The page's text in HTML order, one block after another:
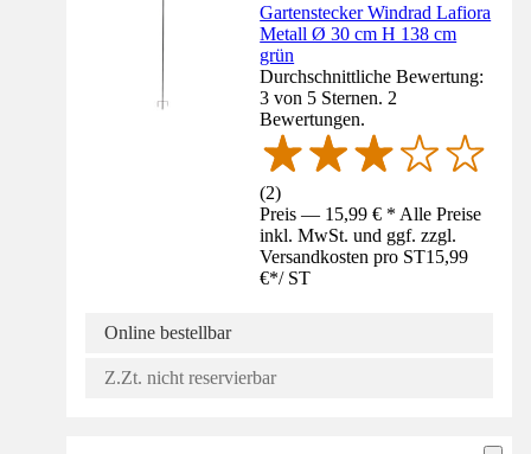
Gartenstecker Windrad Lafiora
Metall Ø 30 cm H 138 cm
grün
Durchschnittliche Bewertung:
3 von 5 Sternen. 2
Bewertungen.
(2)
Preis — 15,99 € * Alle Preise
inkl. MwSt. und ggf. zzgl.
Versandkosten pro ST15,99
€*/ ST
Online bestellbar
Z.Zt. nicht reservierbar